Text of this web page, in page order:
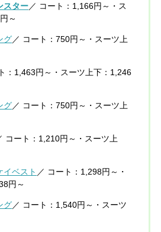
スター／ コート：1,166円～・ス
～
グ／ コート：750円～・スーツ上
：1,463円～・スーツ上下：1,246
グ／ コート：750円～・スーツ上
コート：1,210円～・スーツ上
イベスト ／ コート：1,298円～・
円～
グ／ コート：1,540円～・スーツ